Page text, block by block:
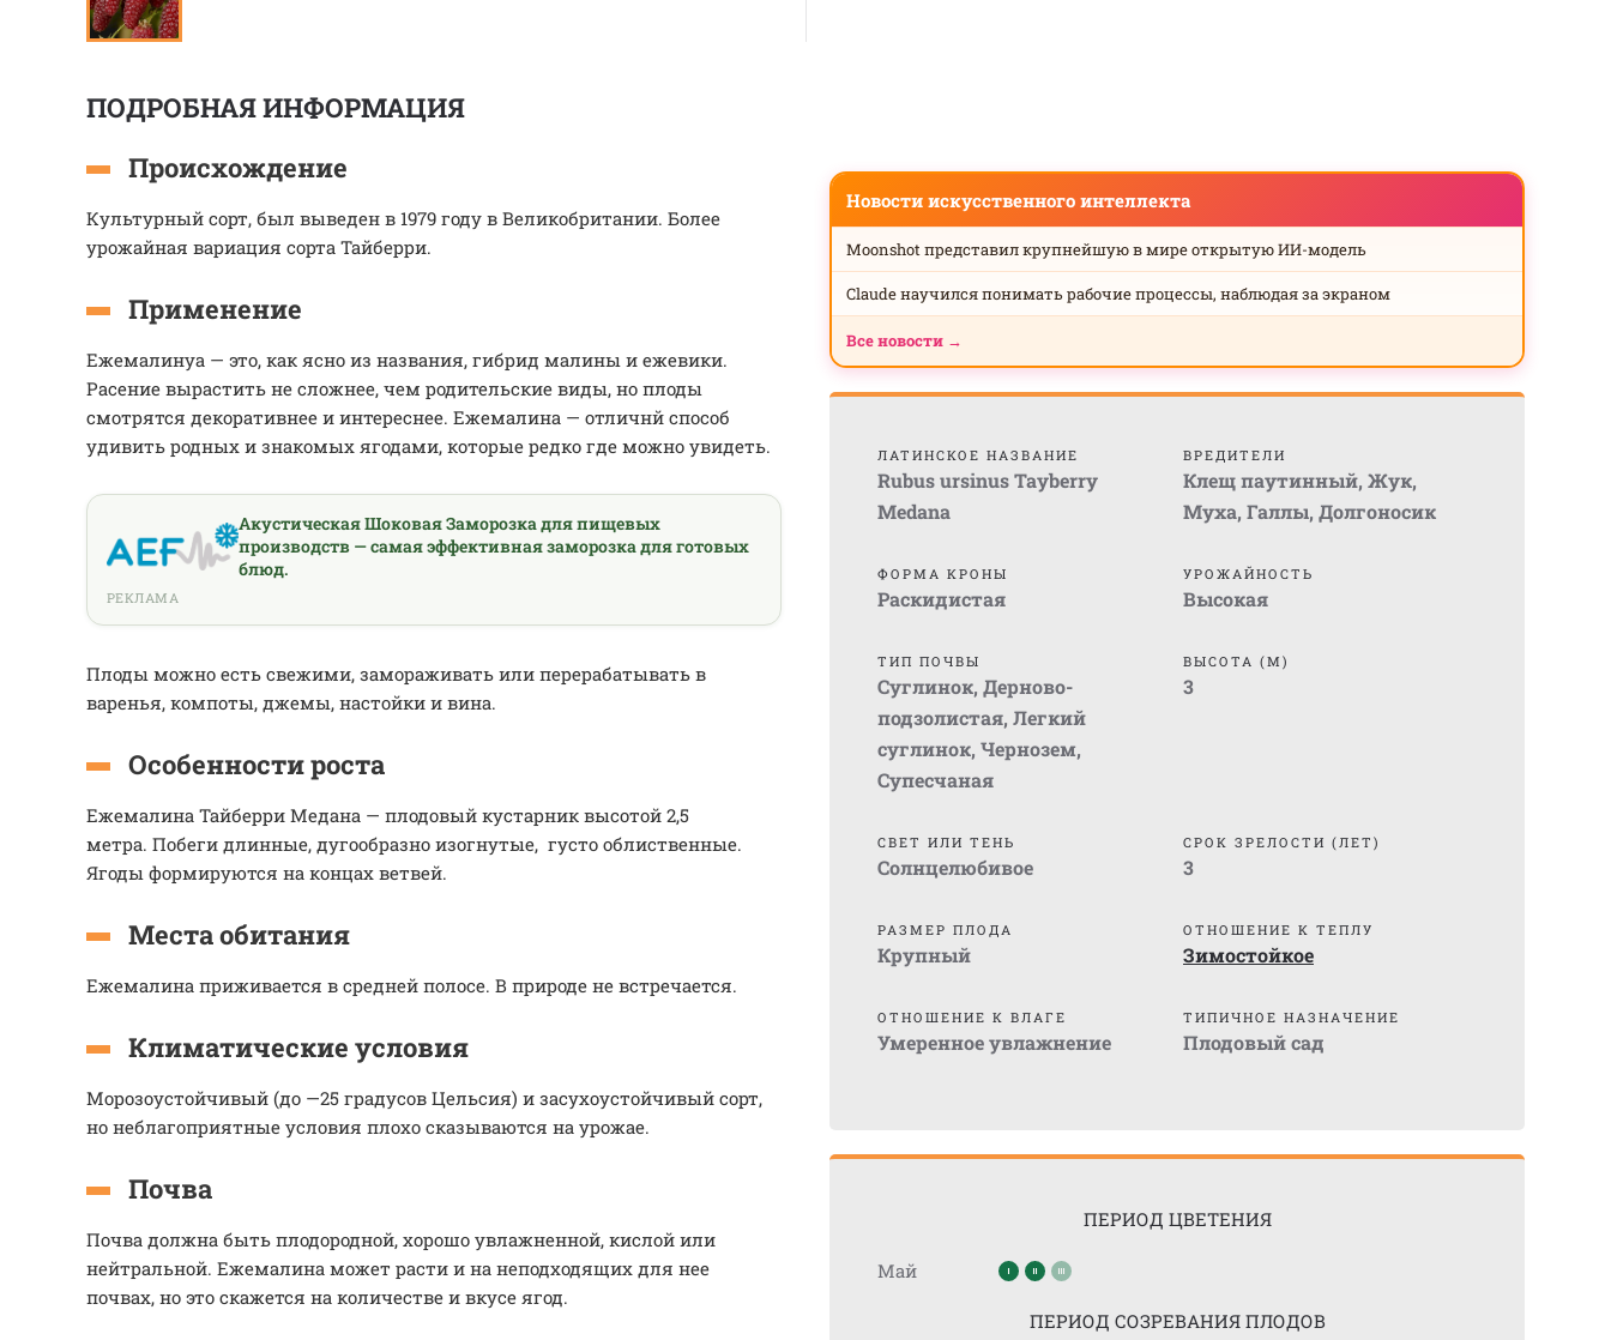
ПОДРОБНАЯ ИНФОРМАЦИЯ
Происхождение
Культурный сорт, был выведен в 1979 году в Великобритании. Более
урожайная вариация сорта Тайберри.
Применение
Ежемалинуа — это, как ясно из названия, гибрид малины и ежевики.
Расение вырастить не сложнее, чем родительские виды, но плоды
смотрятся декоративнее и интереснее. Ежемалина — отличнй способ
удивить родных и знакомых ягодами, которые редко где можно увидеть.
Акустическая Шоковая Заморозка для пищевых
производств — самая эффективная заморозка для готовых
блюд.
РЕКЛАМА
Плоды можно есть свежими, замораживать или перерабатывать в
варенья, компоты, джемы, настойки и вина.
Особенности роста
Ежемалина Тайберри Медана — плодовый кустарник высотой 2,5
метра. Побеги длинные, дугообразно изогнутые, густо облиственные.
Ягоды формируются на концах ветвей.
Места обитания
Ежемалина приживается в средней полосе. В природе не встречается.
Климатические условия
Морозоустойчивый (до —25 градусов Цельсия) и засухоустойчивый сорт,
но неблагоприятные условия плохо сказываются на урожае.
Почва
Почва должна быть плодородной, хорошо увлажненной, кислой или
нейтральной. Ежемалина может расти и на неподходящих для нее
почвах, но это скажется на количестве и вкусе ягод.
Новости искусственного интеллекта
Moonshot представил крупнейшую в мире открытую ИИ-модель
Claude научился понимать рабочие процессы, наблюдая за экраном
Все новости →
ЛАТИНСКОЕ НАЗВАНИЕ
Rubus ursinus Tayberry
Medana
ВРЕДИТЕЛИ
Клещ паутинный, Жук,
Муха, Галлы, Долгоносик
ФОРМА КРОНЫ
Раскидистая
УРОЖАЙНОСТЬ
Высокая
ТИП ПОЧВЫ
Суглинок, Дерново-
подзолистая, Легкий
суглинок, Чернозем,
Супесчаная
ВЫСОТА (М)
3
СВЕТ ИЛИ ТЕНЬ
Солнцелюбивое
СРОК ЗРЕЛОСТИ (ЛЕТ)
3
РАЗМЕР ПЛОДА
Крупный
ОТНОШЕНИЕ К ТЕПЛУ
Зимостойкое
ОТНОШЕНИЕ К ВЛАГЕ
Умеренное увлажнение
ТИПИЧНОЕ НАЗНАЧЕНИЕ
Плодовый сад
ПЕРИОД ЦВЕТЕНИЯ
Май
ПЕРИОД СОЗРЕВАНИЯ ПЛОДОВ